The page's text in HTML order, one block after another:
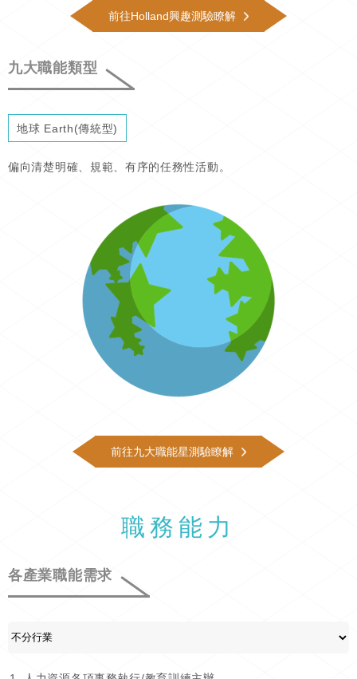
前往Holland興趣測驗瞭解
九大職能類型
地球 Earth(傳統型)
偏向清楚明確、規範、有序的任務性活動。
前往九大職能星測驗瞭解
職務能力
各產業職能需求